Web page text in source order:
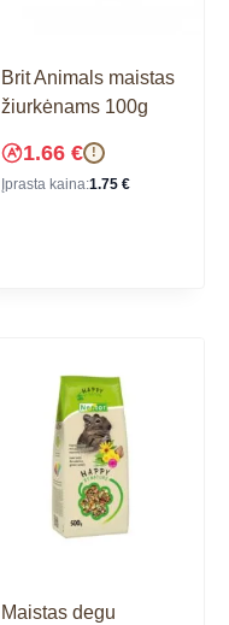
Brit Animals maistas
žiurkėnams 100g
1.66 € !
Įprasta kaina:1.75 €
Maistas degu